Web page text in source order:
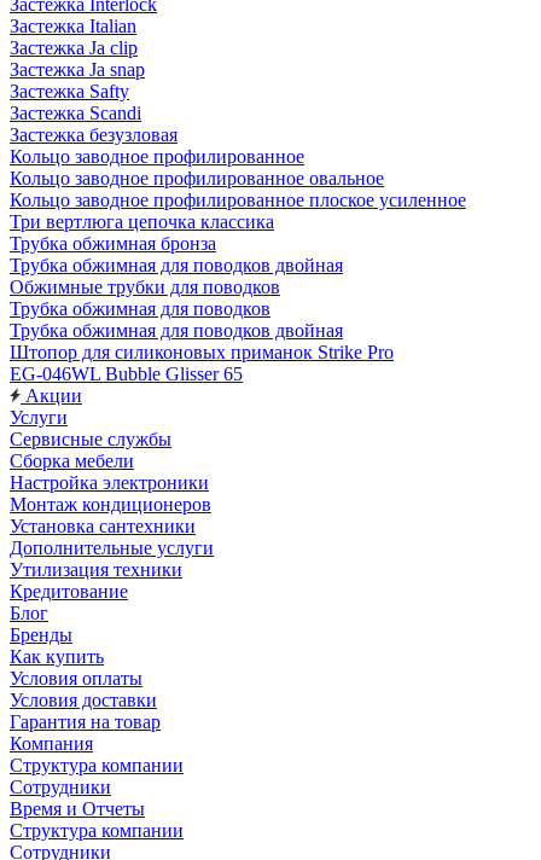
Застежка Interlock
Застежка Italian
Застежка Ja clip
Застежка Ja snap
Застежка Safty
Застежка Scandi
Застежка безузловая
Кольцо заводное профилированное
Кольцо заводное профилированное овальное
Кольцо заводное профилированное плоское усиленное
Три вертлюга цепочка классика
Трубка обжимная бронза
Трубка обжимная для поводков двойная
Обжимные трубки для поводков
Трубка обжимная для поводков
Трубка обжимная для поводков двойная
Штопор для силиконовых приманок Strike Pro
EG-046WL Bubble Glisser 65
Акции
Услуги
Сервисные службы
Сборка мебели
Настройка электроники
Монтаж кондиционеров
Установка сантехники
Дополнительные услуги
Утилизация техники
Кредитование
Блог
Бренды
Как купить
Условия оплаты
Условия доставки
Гарантия на товар
Компания
Структура компании
Сотрудники
Время и Отчеты
Структура компании
Сотрудники